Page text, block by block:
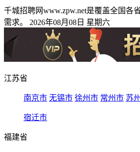
千城招聘网www.zpw.net是覆盖全国
需求。 2026年08月08日 星期六
江苏省
南京市 无锡市 徐州市 常州市 苏
宿迁市
福建省